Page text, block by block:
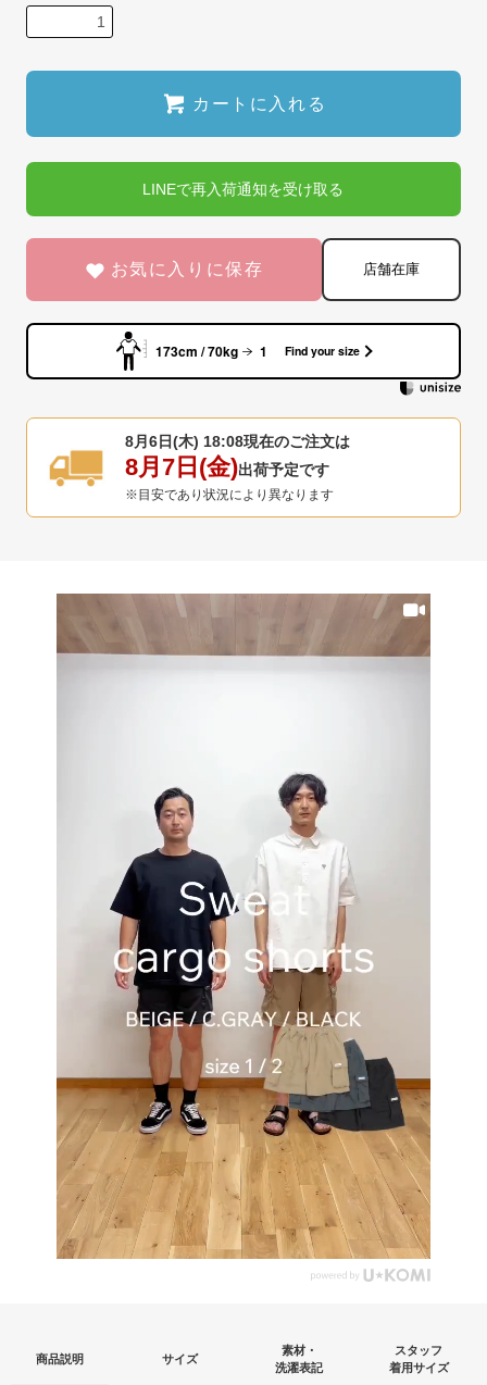
カートに入れる
LINEで再入荷通知を受け取る
お気に入りに保存 店舗在庫
173cm / 70kg 1 Find your size
8月6日(木) 18:08現在のご注文は
8月7日(金)出荷予定です
※目安であり状況により異なります
商品説明 サイズ
素材・
洗濯表記
スタッフ
着用サイズ